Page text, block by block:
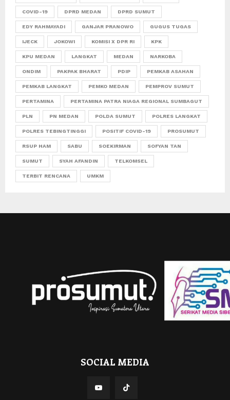
COVID-19 DPRD MEDAN DPRD SUMUT
EDY RAHMAYADI GANJAR PRANOWO GUGUS TUGAS
IJECK JOKOWI KOMISI X DPR RI KPK
KPU MEDAN LANGKAT MEDAN NARKOBA
ONDIM PAKPAK BHARAT PDIP PEMKAB ASAHAN
PEMKAB LANGKAT PEMKO MEDAN PEMPROV SUMUT
PERTAMINA PERTAMINA PATRA NIAGA REGIONAL SUMBAGUT
PLN PN MEDAN POLDA SUMUT POLRES LANGKAT
POLRES TEBINGTINGGI POSITIF COVID-19 PROSUMUT
RSUP HAM SABU SOEKIRMAN SOFYAN TAN
SUMUT SYAH AFANDIN TELKOMSEL
TERBIT RENCANA UMKM
SOCIAL MEDIA